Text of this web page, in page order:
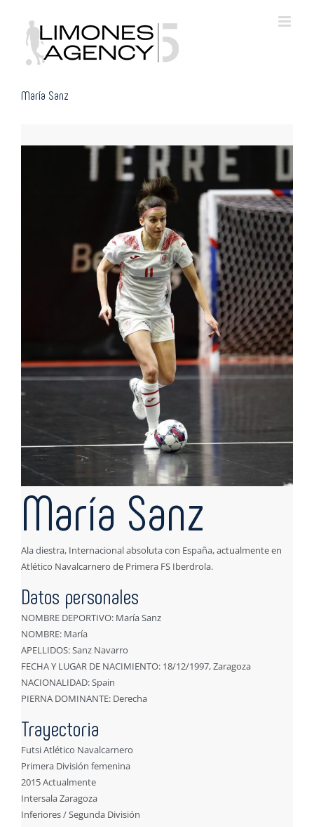
content
María Sanz
María Sanz
Ala diestra, Internacional absoluta con España, actualmente en
Atlético Navalcarnero de Primera FS Iberdrola.
Datos personales
NOMBRE DEPORTIVO: María Sanz
NOMBRE: María
APELLIDOS: Sanz Navarro
FECHA Y LUGAR DE NACIMIENTO: 18/12/1997, Zaragoza
NACIONALIDAD: Spain
PIERNA DOMINANTE: Derecha
Trayectoria
Futsi Atlético Navalcarnero
Primera División femenina
2015 Actualmente
Intersala Zaragoza
Inferiores / Segunda División